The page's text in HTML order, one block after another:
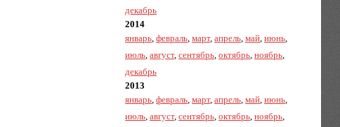
декабрь
2014
январь,февраль,март,апрель,май,июнь,
июль,август,сентябрь,октябрь,ноябрь,
декабрь
2013
январь,февраль,март,апрель,май,июнь,
июль,август,сентябрь,октябрь,ноябрь,